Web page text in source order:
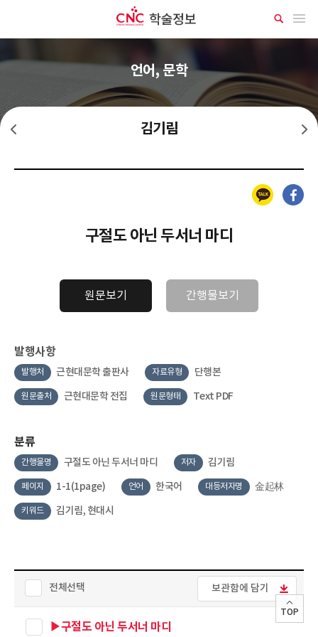
메뉴 열기
상
세
언어, 문학
김기림 김상용
카카오톡 페이스북
구절도 아닌 두서너 마디
원문보기 간행물보기
발행사항
발행처 근현대문학 출판사 자료유형 단행본
원문출처 근현대문학 전집 원문형태 Text PDF
분류
간행물명 구절도 아닌 두서너 마디 저자 김기림
페이지 1-1(1page) 언어 한국어 대등저자명 金起林
키워드 김기림, 현대시
전체선택 보관함에 담기
▶구절도 아닌 두서너 마디
TOP